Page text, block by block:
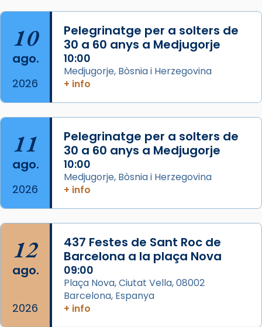
Arquebisbat de Barcelona
2 weeks ago
Memòria de les santes Juliana i
Acompanyant la història de sant Cugat, a
partir de l’Edat Mitjana sorgeix la tradició
que les santes Juliana (“relatiu a Júlia”) i
Semproniana (“relatiu a Semprònia =
eterna”) són deixebles seves. I l’any 1667, el
frare Joan Gaspar Roig, afirma en una obra
que les santes són filles de l’antiga Iluro.
Mataró en reivindicarà les relíq
Foto
View on Facebook · Share
10
ago.
2026
Pelegrinatge per a solters de
30 a 60 anys a Medjugorje
10:00
Medjugorje, Bòsnia i Herzegovina
+ info
11
ago.
2026
Pelegrinatge per a solters de
30 a 60 anys a Medjugorje
10:00
Medjugorje, Bòsnia i Herzegovina
+ info
12
ago.
2026
437 Festes de Sant Roc de
Barcelona a la plaça Nova
09:00
Plaça Nova, Ciutat Vella, 08002
Barcelona, Espanya
+ info